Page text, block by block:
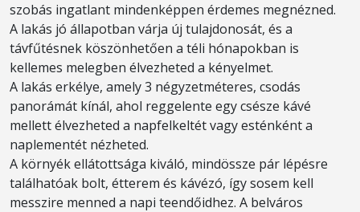
szobás ingatlant mindenképpen érdemes megnézned.
A lakás jó állapotban várja új tulajdonosát, és a
távfűtésnek köszönhetően a téli hónapokban is
kellemes melegben élvezheted a kényelmet.
A lakás erkélye, amely 3 négyzetméteres, csodás
panorámát kínál, ahol reggelente egy csésze kávé
mellett élvezheted a napfelkeltét vagy esténként a
naplementét nézheted.
A környék ellátottsága kiváló, mindössze pár lépésre
találhatóak bolt, étterem és kávézó, így sosem kell
messzire menned a napi teendőidhez. A belváros